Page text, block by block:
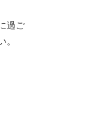
過ご
。